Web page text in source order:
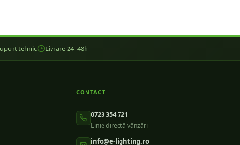
tehnic Livrare 24–48h
CONTACT
0723 354 721
Linie directă vânzări
info@e-lighting.ro